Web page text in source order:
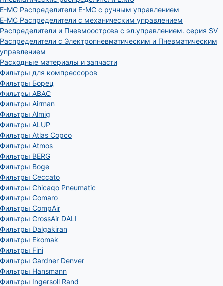
E-MC Распределители E-MC с ручным управлением
E-MC Распределители с механическим управлением
Распределители и Пневмоострова с эл.управлением. серия SV
Распределители с Электропневматическим и Пневматическим
управлением
Расходные материалы и запчасти
Фильтры для компрессоров
Фильтры Борец
Фильтры ABAC
Фильтры Airman
Фильтры Almig
Фильтры ALUP
Фильтры Atlas Copco
Фильтры Atmos
Фильтры BERG
Фильтры Boge
Фильтры Ceccato
Фильтры Chicago Pneumatic
Фильтры Comaro
Фильтры CompAir
Фильтры CrossAir DALI
Фильтры Dalgakiran
Фильтры Ekomak
Фильтры Fini
Фильтры Gardner Denver
Фильтры Hansmann
Фильтры Ingersoll Rand